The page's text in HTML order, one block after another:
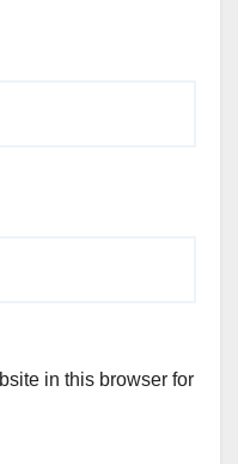
in this browser for